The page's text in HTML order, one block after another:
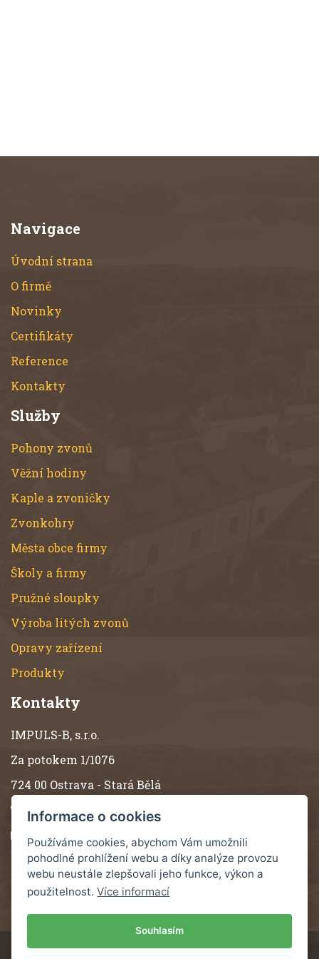
Navigace
Úvodní strana
O firmě
Novinky
Certifikáty
Reference
Kontakty
Služby
Pohony zvonů
Věžní hodiny
Kaple a zvoničky
Zvonkohry
Města obce firmy
Školy a firmy
Pružné sloupky
Výroba litých zvonů
Opravy zařízení
Produkty
Kontakty
IMPULS-B, s.r.o.
Za potokem 1/1076
724 00 Ostrava - Stará Bělá
(+420) 596 619 550
impulsb@impulsb.com
Více kontaktů
Informace o cookies
Používáme cookies, abychom Vám umožnili
pohodlné prohlížení webu a díky analýze provozu
webu neustále zlepšovali jeho funkce, výkon a
použitelnost.Více informací
Souhlasím